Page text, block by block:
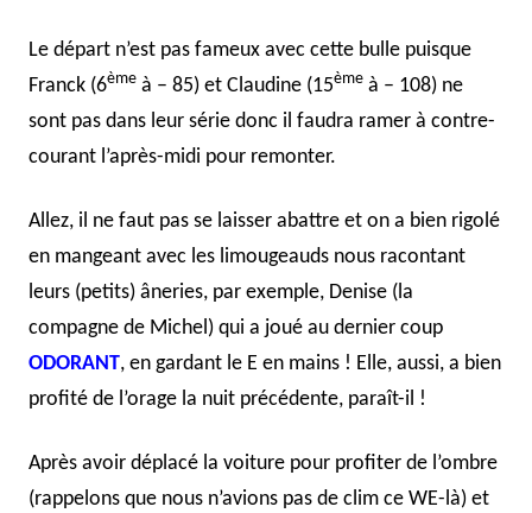
Le départ n’est pas fameux avec cette bulle puisque
Franck (6ème à – 85) et Claudine (15ème à – 108) ne
sont pas dans leur série donc il faudra ramer à contre-
courant l’après-midi pour remonter.
Allez, il ne faut pas se laisser abattre et on a bien rigolé
en mangeant avec les limougeauds nous racontant
leurs (petits) âneries, par exemple, Denise (la
compagne de Michel) qui a joué au dernier coup
ODORANT, en gardant le E en mains ! Elle, aussi, a bien
profité de l’orage la nuit précédente, paraît-il !
Après avoir déplacé la voiture pour profiter de l’ombre
(rappelons que nous n’avions pas de clim ce WE-là) et